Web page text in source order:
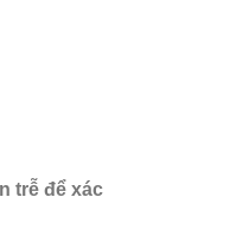
trễ để xác